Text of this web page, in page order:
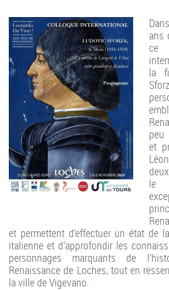
ans
la
peu
et
le
et permettent d’effectuer un état de
italienne et d’approfondir les
personnages marquants de
Renaissance de Loches, tout en
la ville de Vigevano.